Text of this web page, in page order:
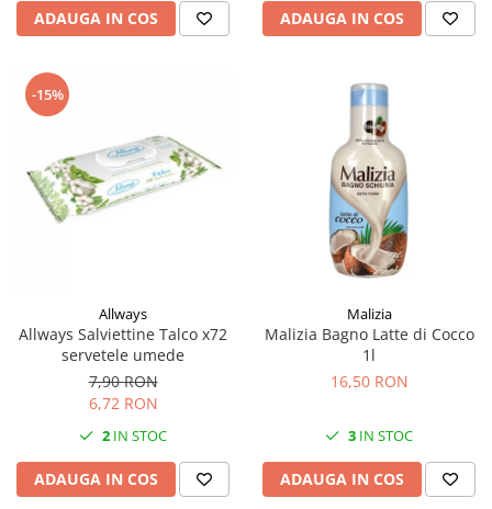
ADAUGA IN COS ADAUGA IN COS
-15%
Allways
Allways Salviettine Talco x72
servetele umede
7,90 RON
6,72 RON
2 IN STOC
ADAUGA IN COS
Malizia
Malizia Bagno Latte di Cocco
1l
16,50 RON
3 IN STOC
ADAUGA IN COS